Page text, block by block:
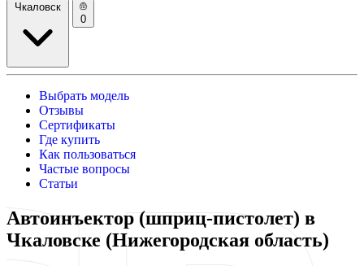
Чкаловск
0
Выбрать модель
Отзывы
Сертификаты
Где купить
Как пользоваться
Частые вопросы
Статьи
Автоинъектор (шприц-пистолет) в
Чкаловске (Нижегородская область)